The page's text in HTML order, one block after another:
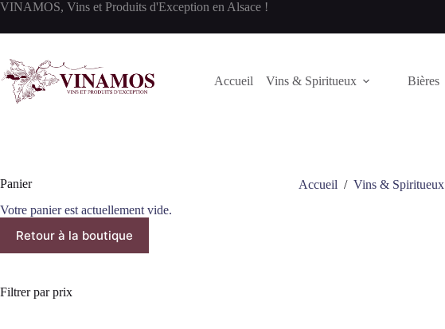
Passer
contenu
VINAMOS, Vins et Produits d'Exception en Alsace !
Accueil Vins & Spiritueux Bières
Accueil / Vins & Spiritueux
Panier
Votre panier est actuellement vide.
Retour à la boutique
Filtrer par prix